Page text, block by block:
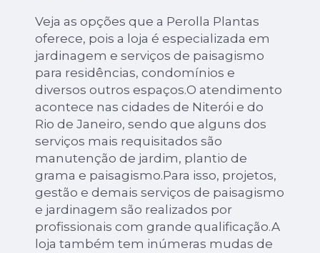
Veja as opções que a Perolla Plantas
oferece, pois a loja é especializada em
jardinagem e serviços de paisagismo
para residências, condomínios e
diversos outros espaços.O atendimento
acontece nas cidades de Niterói e do
Rio de Janeiro, sendo que alguns dos
serviços mais requisitados são
manutenção de jardim, plantio de
grama e paisagismo.Para isso, projetos,
gestão e demais serviços de paisagismo
e jardinagem são realizados por
profissionais com grande qualificação.A
loja também tem inúmeras mudas de